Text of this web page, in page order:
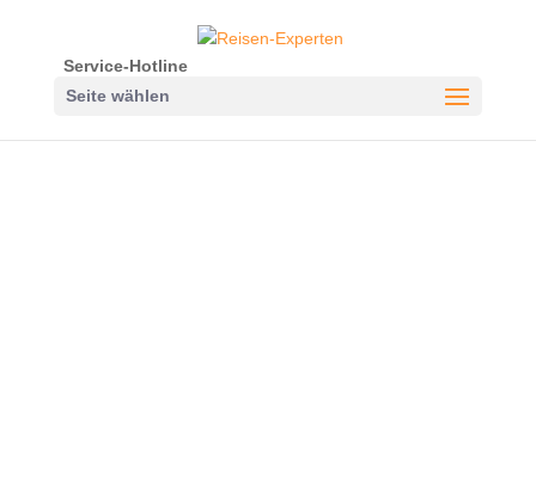
Service-Hotline
Seite wählen